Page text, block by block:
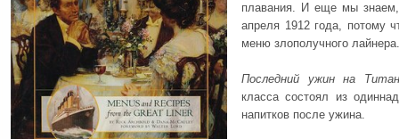
плавания. И еще мы
апреля 1912 года, потому
меню злополучного лайнера.
Последний ужин на
класса состоял из
напитков после ужина.